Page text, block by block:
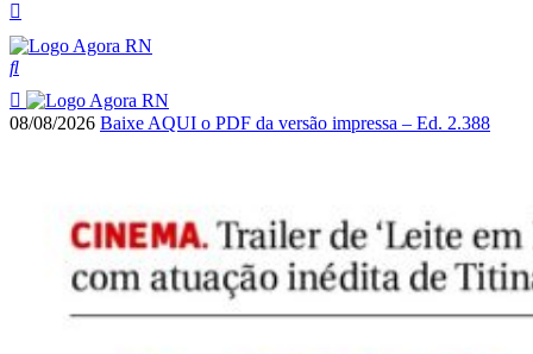
08/08/2026 Baixe AQUI o PDF da versão impressa – Ed. 2.388